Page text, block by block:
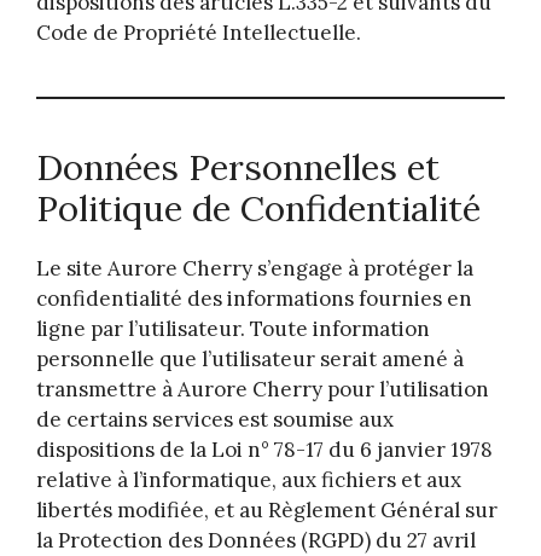
Code de Propriété Intellectuelle.
Données Personnelles et
Politique de Confidentialité
Le site Aurore Cherry s’engage à protéger la
confidentialité des informations fournies en
ligne par l’utilisateur. Toute information
personnelle que l’utilisateur serait amené à
transmettre à Aurore Cherry pour l’utilisation
de certains services est soumise aux
dispositions de la Loi n° 78-17 du 6 janvier 1978
relative à l’informatique, aux fichiers et aux
libertés modifiée, et au Règlement Général sur
la Protection des Données (RGPD) du 27 avril